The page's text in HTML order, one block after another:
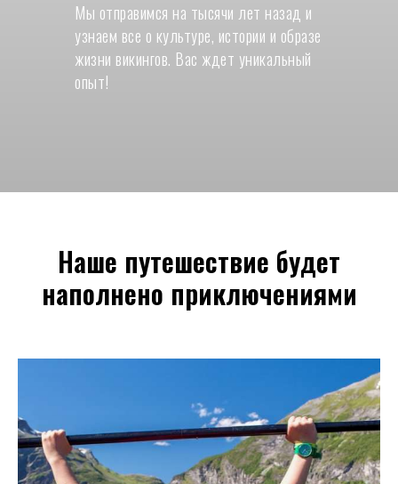
Мы отправимся на тысячи лет назад и
узнаем все о культуре, истории и образе
жизни викингов. Вас ждет уникальный
опыт!
Наше путешествие будет
наполнено приключениями